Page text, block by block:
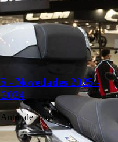
- Novedades 2025 -
Autor de fotos: